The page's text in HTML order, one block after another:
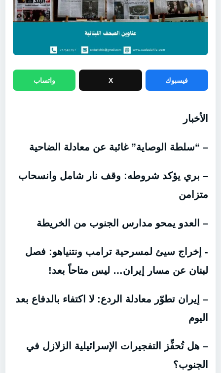
فيسبوك X واتساب
الأخبار
– “سلطة الوصاية” غائبة عن معادلة الضاحية
– بري يؤكد شروطه: وقف نار شامل وانسحاب
متزامن
– العدو يمحو مدارس الجنوب من الخريطة
‏‏- إخراج سيئ لمسرحية ترامب ونتنياهو: فصل
لبنان عن مسار إيران… ليس متاحاً بعد!
– إيران تطوّر معادلة الردع: لا اكتفاء بالدفاع بعد
اليوم
– هل تُحفِّز التفجيرات الإسرائيلية الزلازل في
الجنوب؟